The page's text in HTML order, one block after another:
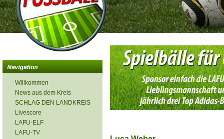
Willkommen
News aus dem Kreis
SCHLAG DEN LANDKREIS
Livescore
LAFU-ELF
LAFU-TV